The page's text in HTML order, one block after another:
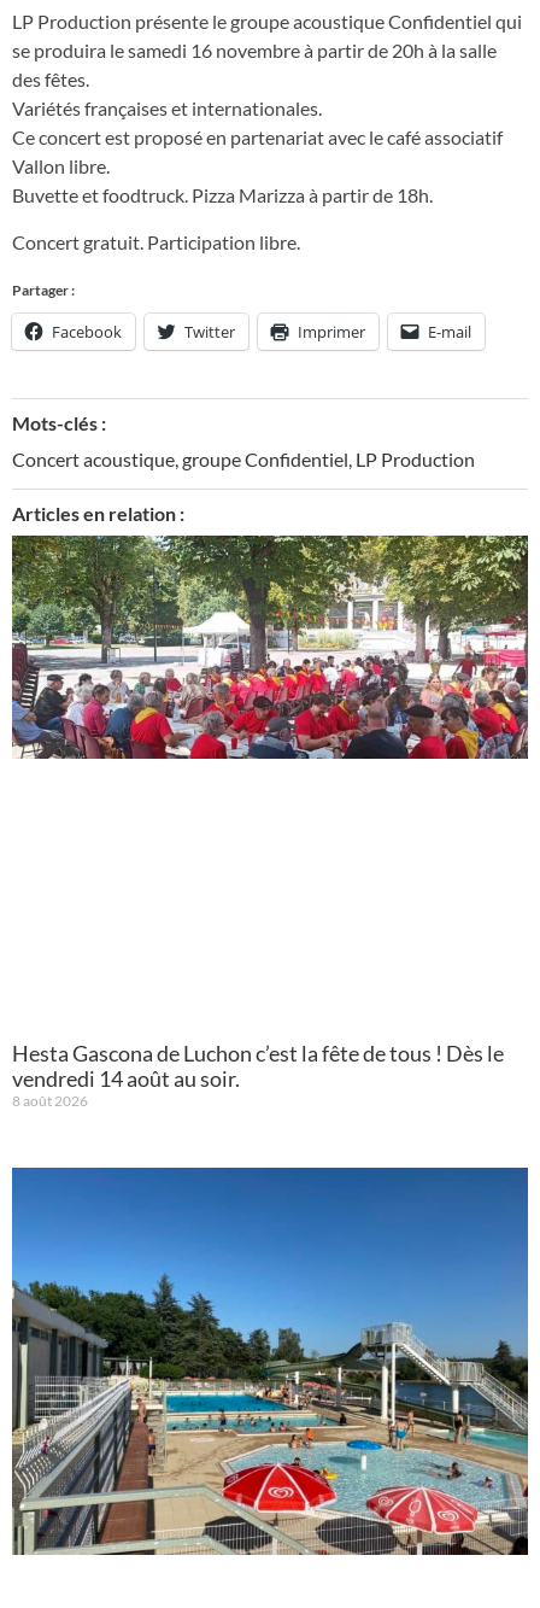
LP Production présente le groupe acoustique Confidentiel qui
se produira le samedi 16 novembre à partir de 20h à la salle
des fêtes.
Variétés françaises et internationales.
Ce concert est proposé en partenariat avec le café associatif
Vallon libre.
Buvette et foodtruck. Pizza Marizza à partir de 18h.
Concert gratuit. Participation libre.
Partager :
Facebook Twitter Imprimer E-mail
Mots-clés :
Concert acoustique,groupe Confidentiel, LP Production
Articles en relation :
Hesta Gascona de Luchon c’est la fête de tous ! Dès le
vendredi 14 août au soir.
8 août 2026